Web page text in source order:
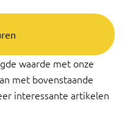
waarde met onze
met bovenstaande
interessante artikelen